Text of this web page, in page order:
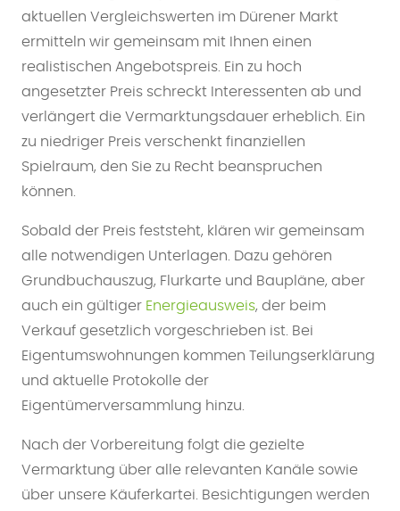
aktuellen Vergleichswerten im Dürener Markt
ermitteln wir gemeinsam mit Ihnen einen
realistischen Angebotspreis. Ein zu hoch
angesetzter Preis schreckt Interessenten ab und
verlängert die Vermarktungsdauer erheblich. Ein
zu niedriger Preis verschenkt finanziellen
Spielraum, den Sie zu Recht beanspruchen
können.
Sobald der Preis feststeht, klären wir gemeinsam
alle notwendigen Unterlagen. Dazu gehören
Grundbuchauszug, Flurkarte und Baupläne, aber
auch ein gültiger Energieausweis, der beim
Verkauf gesetzlich vorgeschrieben ist. Bei
Eigentumswohnungen kommen Teilungserklärung
und aktuelle Protokolle der
Eigentümerversammlung hinzu.
Nach der Vorbereitung folgt die gezielte
Vermarktung über alle relevanten Kanäle sowie
über unsere Käuferkartei. Besichtigungen werden